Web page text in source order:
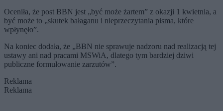
Oceniła, że post BBN jest „być może żartem” z okazji 1 kwietnia, a
być może to „skutek bałaganu i nieprzeczytania pisma, które
wpłynęło”.
Na koniec dodała, że „BBN nie sprawuje nadzoru nad realizacją tej
ustawy ani nad pracami MSWiA, dlatego tym bardziej dziwi
publiczne formułowanie zarzutów”.
Reklama
Reklama